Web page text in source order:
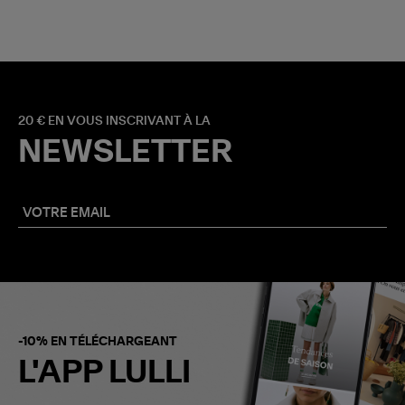
20 € EN VOUS INSCRIVANT À LA
NEWSLETTER
-10% EN TÉLÉCHARGEANT
L'APP LULLI